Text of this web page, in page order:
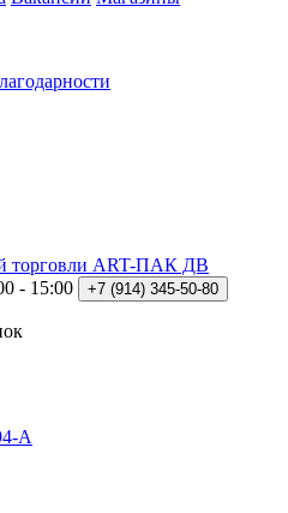
- 15:00 +7 (914) 345-50-80
А